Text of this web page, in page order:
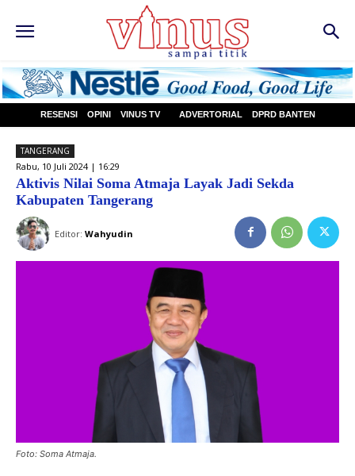
RESENSI OPINI VINUS TV ADVERTORIAL DPRD BANTEN
TANGERANG
Rabu, 10 Juli 2024 | 16:29
Aktivis Nilai Soma Atmaja Layak Jadi Sekda
Kabupaten Tangerang
Editor: Wahyudin
Foto: Soma Atmaja.